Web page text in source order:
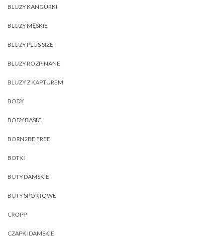
BLUZY KANGURKI
BLUZY MĘSKIE
BLUZY PLUS SIZE
BLUZY ROZPINANE
BLUZY Z KAPTUREM
BODY
BODY BASIC
BORN2BE FREE
BOTKI
BUTY DAMSKIE
BUTY SPORTOWE
CROPP
CZAPKI DAMSKIE